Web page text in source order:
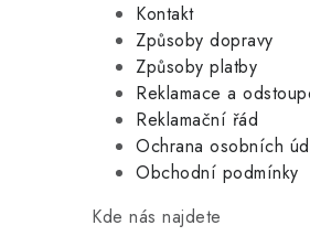
Kontakt
Způsoby dopravy
Způsoby platby
Reklamace a
Reklamační řád
Ochrana osobních
Obchodní podmínky
Kde nás najdete